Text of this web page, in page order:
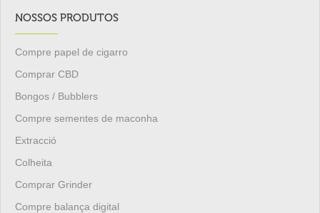
NOSSOS PRODUTOS
Compre papel de cigarro
Comprar CBD
Bongos / Bubblers
Compre sementes de maconha
Extracció
Colheita
Comprar Grinder
Compre balança digital